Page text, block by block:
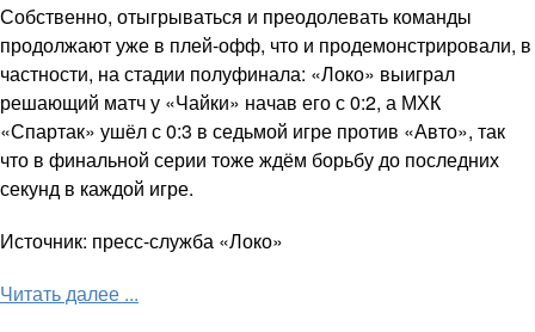
Собственно, отыгрываться и преодолевать команды
продолжают уже в плей-офф, что и продемонстрировали, в
частности, на стадии полуфинала: «Локо» выиграл
решающий матч у «Чайки» начав его с 0:2, а МХК
«Спартак» ушёл с 0:3 в седьмой игре против «Авто», так
что в финальной серии тоже ждём борьбу до последних
секунд в каждой игре.
Источник: пресс-служба «Локо»
Читать далее ...